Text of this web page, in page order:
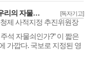
[독자기고]
[독자기고] 국보는 왜 ‘돼지우리의 자물쇠’가 되었는가?
제 사적지정 추진위원장
석 자물쇠인가?” 이 짧은
가깝다. 국보로 지정된 영